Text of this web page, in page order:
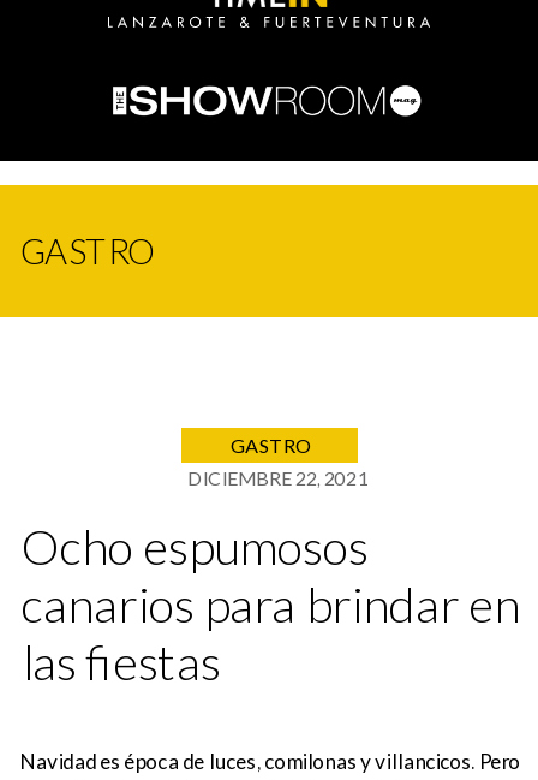
GASTRO
GASTRO
DICIEMBRE 22, 2021
Ocho espumosos
canarios para brindar en
las fiestas
Navidad es época de luces, comilonas y villancicos. Pero